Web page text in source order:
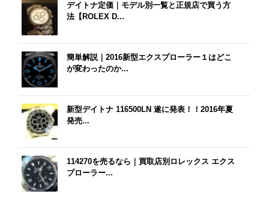
デイトナ定価｜モデル別一覧と正規店で買う方
法【ROLEX D...
簡単解説｜2016新型エクスプローラー１はどこ
が変わったのか...
新型デイトナ 116500LN 遂に発表！！2016年夏
発売...
114270を売るなら｜買取店別ロレックス エクス
プローラー...